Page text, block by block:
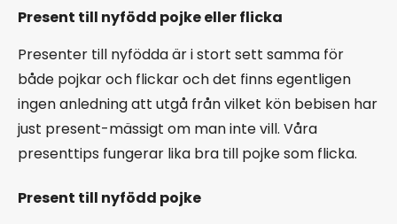
Present till nyfödd pojke eller flicka
Presenter till nyfödda är i stort sett samma för
både pojkar och flickar och det finns egentligen
ingen anledning att utgå från vilket kön bebisen har
just present-mässigt om man inte vill. Våra
presenttips fungerar lika bra till pojke som flicka.
Present till nyfödd pojke